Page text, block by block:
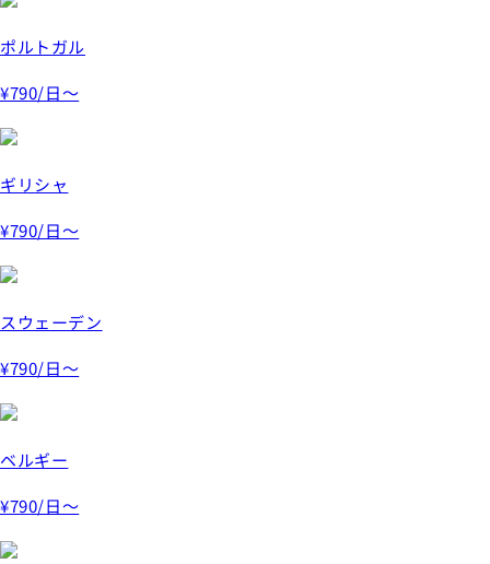
ポルトガル
¥790/日～
ギリシャ
¥790/日～
スウェーデン
¥790/日～
ベルギー
¥790/日～